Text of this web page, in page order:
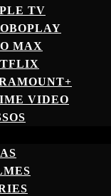
TV
MAX
VIDEO